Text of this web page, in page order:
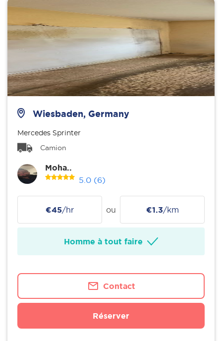
Wiesbaden, Germany
Mercedes Sprinter
Camion
Moha..
5.0 (6)
€45/hr ou €1.3/km
Homme à tout faire
Contact
Réserver